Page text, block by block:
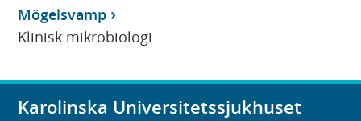
Mögelsvamp
Klinisk mikrobiologi
Karolinska Universitetssjukhuset